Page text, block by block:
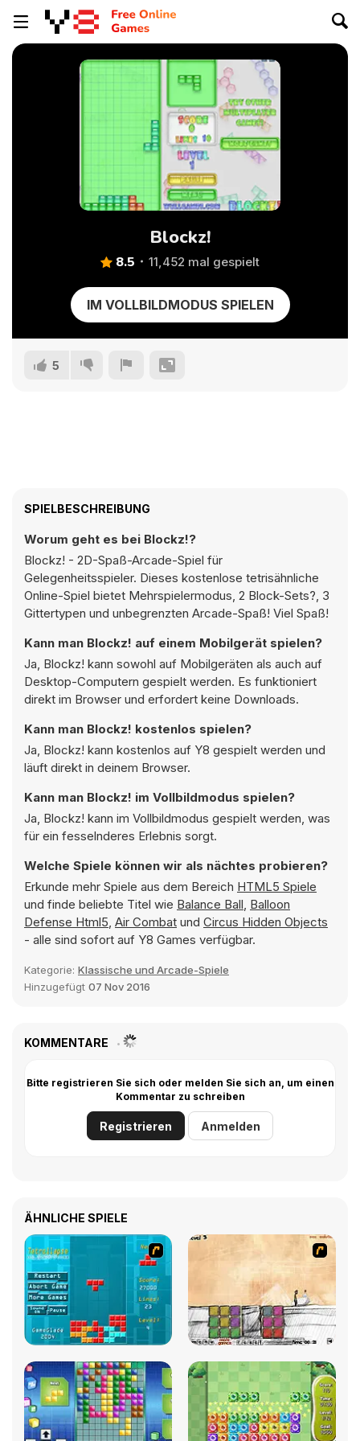
Blockz!
8.5 11,452 mal gespielt
IM VOLLBILDMODUS SPIELEN
5
SPIELBESCHREIBUNG
Worum geht es bei Blockz!?
Blockz! - 2D-Spaß-Arcade-Spiel für
Gelegenheitsspieler. Dieses kostenlose tetrisähnliche
Online-Spiel bietet Mehrspielermodus, 2 Block-Sets?, 3
Gittertypen und unbegrenzten Arcade-Spaß! Viel Spaß!
Kann man Blockz! auf einem Mobilgerät spielen?
Ja, Blockz! kann sowohl auf Mobilgeräten als auch auf
Desktop-Computern gespielt werden. Es funktioniert
direkt im Browser und erfordert keine Downloads.
Kann man Blockz! kostenlos spielen?
Ja, Blockz! kann kostenlos auf Y8 gespielt werden und
läuft direkt in deinem Browser.
Kann man Blockz! im Vollbildmodus spielen?
Ja, Blockz! kann im Vollbildmodus gespielt werden, was
für ein fesselnderes Erlebnis sorgt.
Welche Spiele können wir als nächtes probieren?
Erkunde mehr Spiele aus dem Bereich HTML5 Spiele
und finde beliebte Titel wie Balance Ball, Balloon
Defense Html5, Air Combat und Circus Hidden Objects
- alle sind sofort auf Y8 Games verfügbar.
Kategorie: Klassische und Arcade-Spiele
Hinzugefügt 07 Nov 2016
KOMMENTARE
Bitte registrieren Sie sich oder melden Sie sich an, um einen
Kommentar zu schreiben
Registrieren Anmelden
ÄHNLICHE SPIELE